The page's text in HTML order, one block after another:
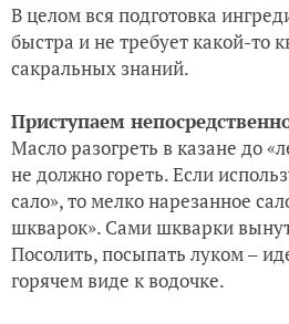
В целом вся подготовка
быстра и не требует какой-то
сакральных знаний.
Приступаем
Масло разогреть в казане до
не должно гореть. Если
сало», то мелко нарезанное
шкварок». Сами шкварки
Посолить, посыпать луком –
горячем виде к водочке.